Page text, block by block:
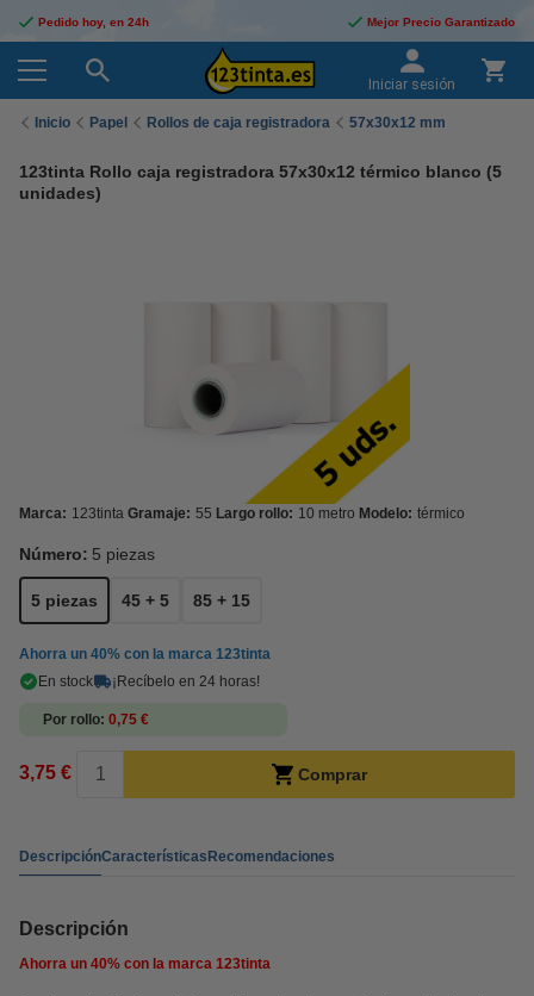
Pedido hoy, en 24h Mejor Precio Garantizado
Iniciar sesión
Inicio Papel Rollos de caja registradora 57x30x12 mm
123tinta Rollo caja registradora 57x30x12 térmico blanco (5
unidades)
Marca: 123tinta Gramaje: 55 Largo rollo: 10 metro Modelo: térmico
Número: 5 piezas
5 piezas 45 + 5 85 + 15
Ahorra un 40% con la marca 123tinta
En stock
¡Recíbelo en 24 horas!
Por rollo 0,75 €
3,75 € Comprar
DescripciónCaracterísticasRecomendaciones
Descripción
Ahorra un 40% con la marca 123tinta